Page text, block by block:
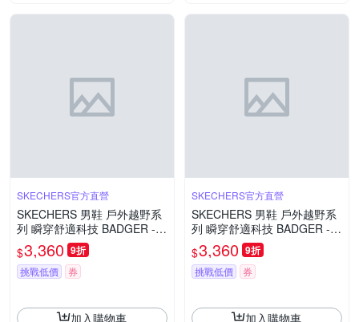
SKECHERS官方直營
SKECHERS 男鞋 戶外越野系
列 瞬穿舒適科技 BADGER -
WATERPROOF 戶外防水運動
鞋 - 211367OLV
$3,360 9折
挑戰低價 券
加入購物車
SKECHERS官方直營
SKECHERS 男鞋 戶外越野系
列 瞬穿舒適科技 BADGER -
WATERPROOF 戶外防水運動
鞋 - 211367BBK
$3,360 9折
挑戰低價 券
加入購物車